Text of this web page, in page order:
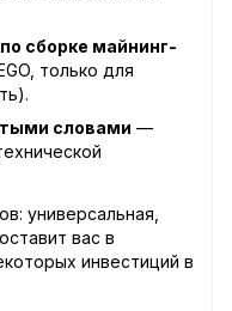
сборке майнинг-
только для
словами —
универсальная,
вас в
инвестиций в